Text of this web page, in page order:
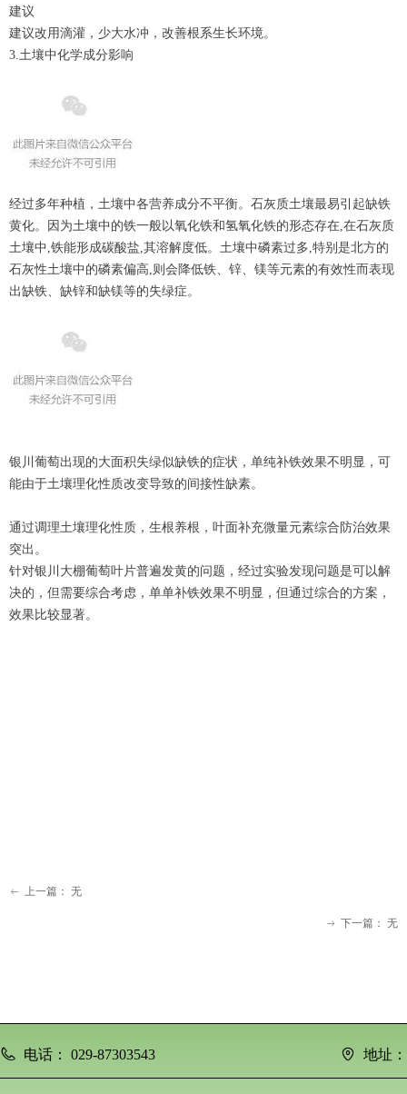
建议
建议改用滴灌，少大水冲，改善根系生长环境。
3.土壤中化学成分影响
经过多年种植，土壤中各营养成分不平衡。石灰质土壤最易引起缺铁
黄化。因为土壤中的铁一般以氧化铁和氢氧化铁的形态存在,在石灰质
土壤中,铁能形成碳酸盐,其溶解度低。土壤中磷素过多,特别是北方的
石灰性土壤中的磷素偏高,则会降低铁、锌、镁等元素的有效性而表现
出缺铁、缺锌和缺镁等的失绿症。
银川葡萄出现的大面积失绿似缺铁的症状，单纯补铁效果不明显，可
能由于土壤理化性质改变导致的间接性缺素。
通过调理土壤理化性质，生根养根，叶面补充微量元素综合防治效果
突出。
针对银川大棚葡萄叶片普遍发黄的问题，经过实验发现问题是可以解
决的，但需要综合考虑，单单补铁效果不明显，但通过综合的方案，
效果比较显著。
ꂃ 上一篇： 无
ꁹ 下一篇： 无
电话： 029-87303543
地址：